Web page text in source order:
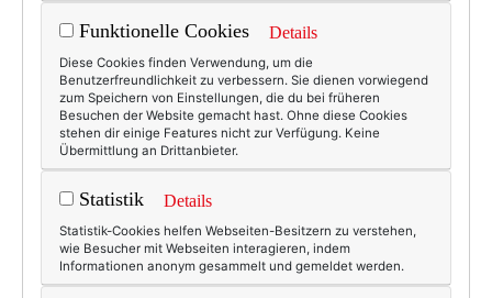
Funktionelle Cookies Details
Diese Cookies finden Verwendung, um die
Benutzerfreundlichkeit zu verbessern. Sie dienen vorwiegend
zum Speichern von Einstellungen, die du bei früheren
Besuchen der Website gemacht hast. Ohne diese Cookies
stehen dir einige Features nicht zur Verfügung. Keine
Übermittlung an Drittanbieter.
Statistik Details
Statistik-Cookies helfen Webseiten-Besitzern zu verstehen,
wie Besucher mit Webseiten interagieren, indem
Informationen anonym gesammelt und gemeldet werden.